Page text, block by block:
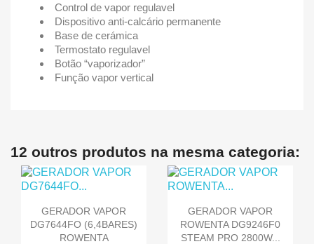
Control de vapor regulavel
Dispositivo anti-calcário permanente
Base de cerámica
Termostato regulavel
Botão “vaporizador”
Função vapor vertical
12 outros produtos na mesma categoria:
GERADOR VAPOR
DG7644FO (6,4BARES)
ROWENTA
GERADOR VAPOR
ROWENTA DG9246F0
STEAM PRO 2800W...